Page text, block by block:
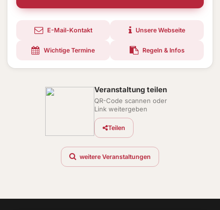
E-Mail-Kontakt Unsere Webseite
Wichtige Termine Regeln & Infos
Veranstaltung teilen
QR-Code scannen oder
Link weitergeben
Teilen
weitere Veranstaltungen